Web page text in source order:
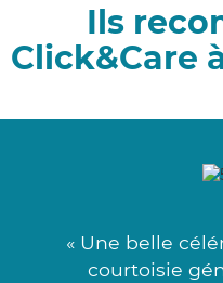
Ils
Click&Care
« Une belle
courtoisie